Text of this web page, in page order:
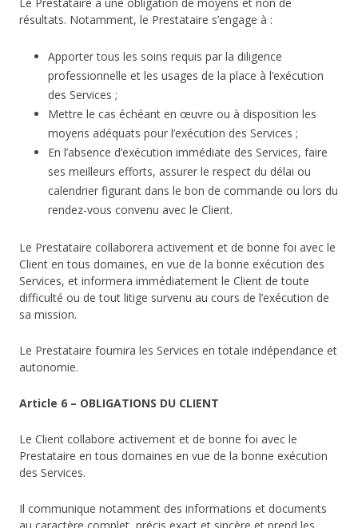
résultats. Notamment, le Prestataire s’engage à :
Apporter tous les soins requis par la diligence
professionnelle et les usages de la place à l’exécution
des Services ;
Mettre le cas échéant en œuvre ou à disposition les
moyens adéquats pour l’exécution des Services ;
En l’absence d’exécution immédiate des Services, faire
ses meilleurs efforts, assurer le respect du délai ou
calendrier figurant dans le bon de commande ou lors du
rendez-vous convenu avec le Client.
Le Prestataire collaborera activement et de bonne foi avec le
Client en tous domaines, en vue de la bonne exécution des
Services, et informera immédiatement le Client de toute
difficulté ou de tout litige survenu au cours de l’exécution de
sa mission.
Le Prestataire fournira les Services en totale indépendance et
autonomie.
Article 6 – OBLIGATIONS DU CLIENT
Le Client collabore activement et de bonne foi avec le
Prestataire en tous domaines en vue de la bonne exécution
des Services.
Il communique notamment des informations et documents